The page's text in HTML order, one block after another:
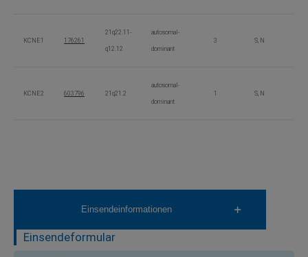
KCNE1 176261
21q22.11-
q12.12
autosomal-
dominant
3 S, N
KCNE2 603796 21q21.2
autosomal-
dominant
1 S, N
Einsendeinformationen
Einsendeformular